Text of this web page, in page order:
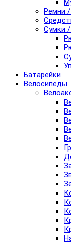
Ремни
Сумки
Батарейки
Велосипеды